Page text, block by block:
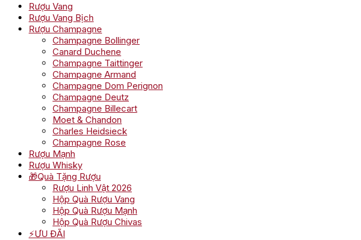
Rượu Vang
Rượu Vang Bịch
Rượu Champagne
Champagne Bollinger
Canard Duchene
Champagne Taittinger
Champagne Armand
Champagne Dom Perignon
Champagne Deutz
Champagne Billecart
Moet & Chandon
Charles Heidsieck
Champagne Rose
Rượu Mạnh
Rượu Whisky
🎁Quà Tặng Rượu
Rượu Linh Vật 2026
Hộp Quà Rượu Vang
Hộp Quà Rượu Mạnh
Hộp Quà Rượu Chivas
⚡ƯU ĐÃI